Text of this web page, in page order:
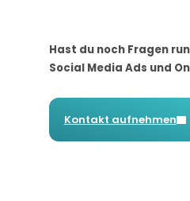
Hast du noch Fragen
Social Media Ads und
Kontakt aufnehmen